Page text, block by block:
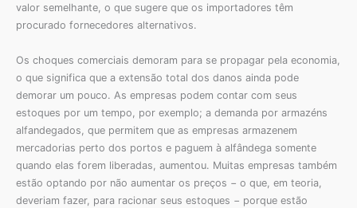
valor semelhante, o que sugere que os importadores têm
procurado fornecedores alternativos.
Os choques comerciais demoram para se propagar pela economia,
o que significa que a extensão total dos danos ainda pode
demorar um pouco. As empresas podem contar com seus
estoques por um tempo, por exemplo; a demanda por armazéns
alfandegados, que permitem que as empresas armazenem
mercadorias perto dos portos e paguem à alfândega somente
quando elas forem liberadas, aumentou. Muitas empresas também
estão optando por não aumentar os preços − o que, em teoria,
deveriam fazer, para racionar seus estoques − porque estão